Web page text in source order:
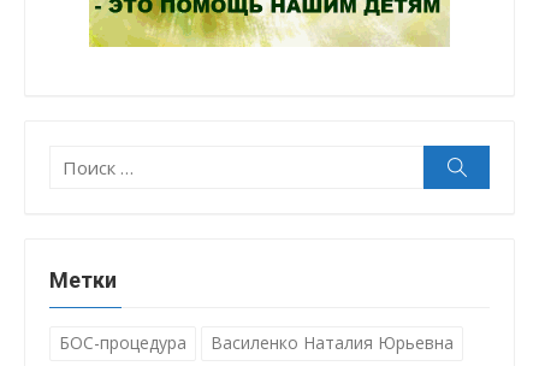
Поиск:
Метки
БОС-процедура
Василенко Наталия Юрьевна